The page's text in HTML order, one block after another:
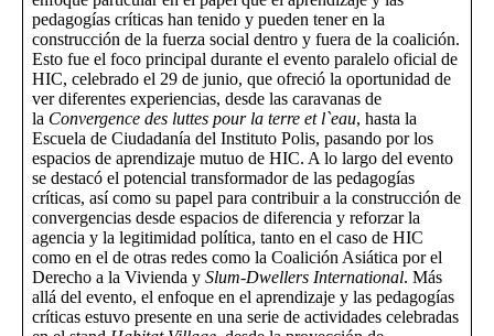
pedagogías críticas han tenido y pueden tener en la
construcción de la fuerza social dentro y fuera de la coalición.
Esto fue el foco principal durante el evento paralelo oficial de
HIC, celebrado el 29 de junio, que ofreció la oportunidad de
ver diferentes experiencias, desde las caravanas de
la Convergence des luttes pour la terre et l`eau, hasta la
Escuela de Ciudadanía del Instituto Polis, pasando por los
espacios de aprendizaje mutuo de HIC. A lo largo del evento
se destacó el potencial transformador de las pedagogías
críticas, así como su papel para contribuir a la construcción de
convergencias desde espacios de diferencia y reforzar la
agencia y la legitimidad política, tanto en el caso de HIC
como en el de otras redes como la Coalición Asiática por el
Derecho a la Vivienda y Slum-Dwellers International. Más
allá del evento, el enfoque en el aprendizaje y las pedagogías
críticas estuvo presente en una serie de actividades celebradas